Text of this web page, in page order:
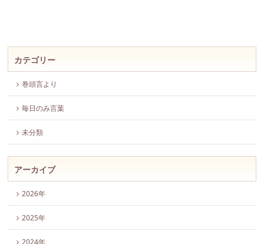
カテゴリー
巻頭言より
毎日のみ言葉
未分類
アーカイブ
2026年
2025年
2024年